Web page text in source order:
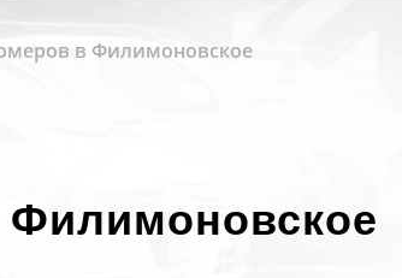
в Филимоновское